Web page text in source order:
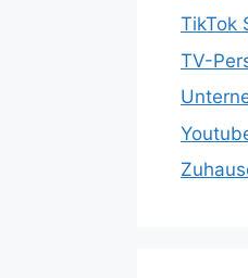
TikTok
TV-